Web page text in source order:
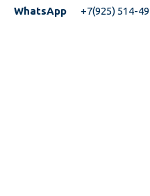
WhatsApp
+7(925) 514-